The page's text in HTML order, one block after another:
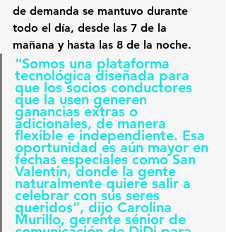
de demanda se mantuvo durante
todo el día, desde las 7 de la
mañana y hasta las 8 de la noche.
“Somos una plataforma
tecnológica diseñada para
que los socios conductores
que la usen generen
ganancias extras o
adicionales, de manera
flexible e independiente. Esa
oportunidad es aún mayor en
fechas especiales como San
Valentín, donde la gente
naturalmente quiere salir a
celebrar con sus seres
queridos”, dijo Carolina
Murillo, gerente sénior de